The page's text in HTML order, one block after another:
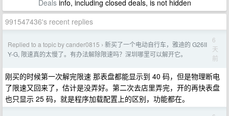
Dealsinfo, including closed deals, is not hidden
991547436's recent replies
Replied to a topic by cander0815 › 新买了一个电动自行车，雅迪的 G26II
Y-G, 限速真的太慢了。有办法解除限速吗？深圳哪里可以解开它。
6
天
前
刚买的时候第一次解完限速 那表盘都能显示到 40 码，但是物理断电
了限速又回来了，估计是没弄好。第二次去店里弄完，开的再快表盘
也只显示 25 码，就是程序加载配置上的区别，功能都在。